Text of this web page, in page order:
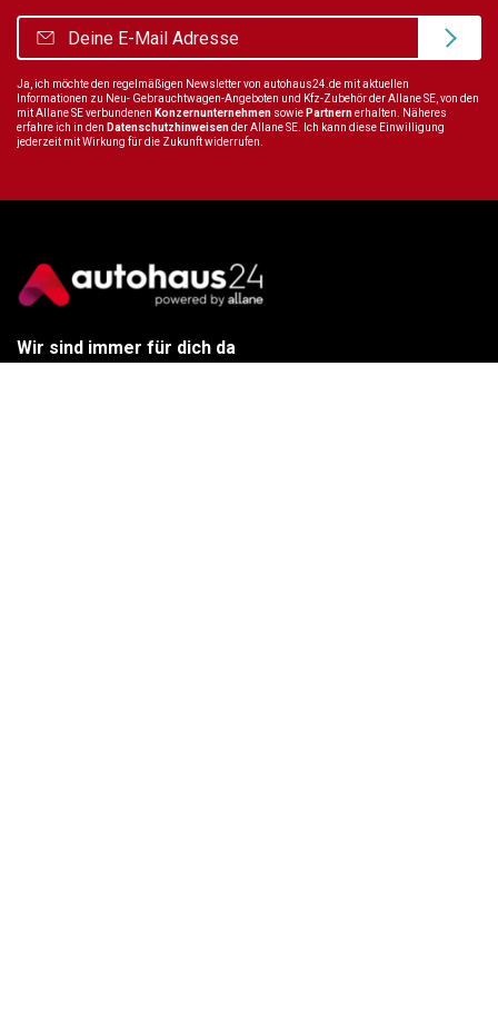
Ja, ich möchte den regelmäßigen Newsletter von autohaus24.de mit aktuellen
Informationen zu Neu- Gebrauchtwagen-Angeboten und Kfz-Zubehör der Allane SE, von den
mit Allane SE verbundenen Konzernunternehmen sowie Partnernerhalten. Näheres
erfahre ich in den Datenschutzhinweisender Allane SE. Ich kann diese Einwilligung
jederzeit mit Wirkung für die Zukunft widerrufen.
Wir sind immer für dich da